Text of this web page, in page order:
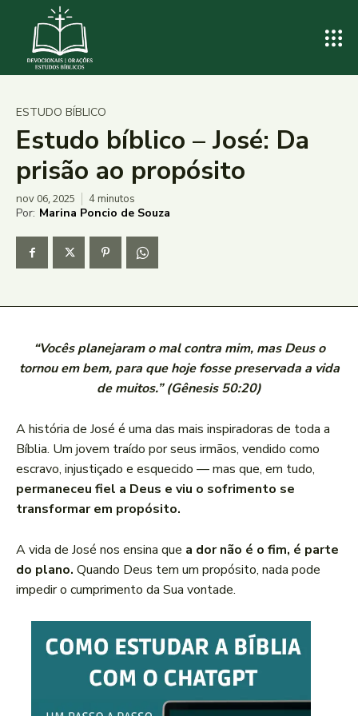
ESTUDO BÍBLICO
Estudo bíblico – José: Da
prisão ao propósito
nov 06, 2025 4minutos
Por: Marina Poncio de Souza
“Vocês planejaram o mal contra mim, mas Deus o
tornou em bem, para que hoje fosse preservada a vida
de muitos.” (Gênesis 50:20)
A história de José é uma das mais inspiradoras de toda a
Bíblia. Um jovem traído por seus irmãos, vendido como
escravo, injustiçado e esquecido — mas que, em tudo,
permaneceu fiel a Deus e viu o sofrimento se
transformar em propósito.
A vida de José nos ensina que a dor não é o fim, é parte
do plano. Quando Deus tem um propósito, nada pode
impedir o cumprimento da Sua vontade.